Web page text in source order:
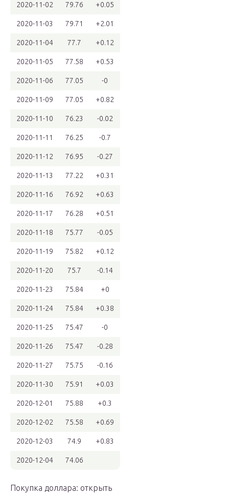
2020-11-02 79.76 +0.05
2020-11-03 79.71 +2.01
2020-11-04 77.7 +0.12
2020-11-05 77.58 +0.53
2020-11-06 77.05 -0
2020-11-09 77.05 +0.82
2020-11-10 76.23 -0.02
2020-11-11 76.25 -0.7
2020-11-12 76.95 -0.27
2020-11-13 77.22 +0.31
2020-11-16 76.92 +0.63
2020-11-17 76.28 +0.51
2020-11-18 75.77 -0.05
2020-11-19 75.82 +0.12
2020-11-20 75.7 -0.14
2020-11-23 75.84 +0
2020-11-24 75.84 +0.38
2020-11-25 75.47 -0
2020-11-26 75.47 -0.28
2020-11-27 75.75 -0.16
2020-11-30 75.91 +0.03
2020-12-01 75.88 +0.3
2020-12-02 75.58 +0.69
2020-12-03 74.9 +0.83
2020-12-04 74.06
Покупка доллара: открыть